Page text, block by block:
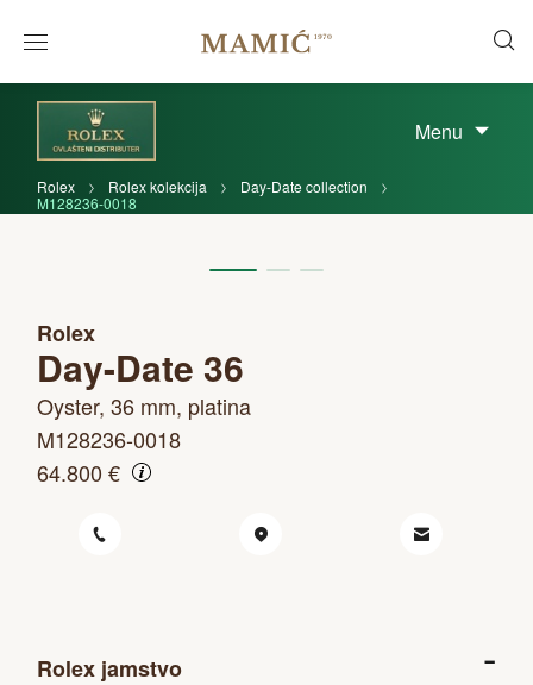
Menu
Rolex Rolex kolekcija
Day-Date collection
M128236-0018
Rolex
Day-Date 36
Oyster, 36 mm, platina
M128236-0018
64.800 €
Rolex jamstvo